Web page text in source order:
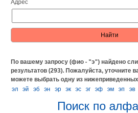
Адрес
По вашему запросу (фио - "э") найдено
результатов (293). Пожалуйста, уточните
можете выбрать одну из
эл
эй эб эн эр эк эс эг эф эм эп эв
Поиск по